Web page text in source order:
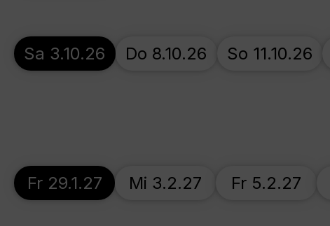
Sa 3.10.26 Do 8.10.26 So 11.10.26
Fr 29.1.27 Mi 3.2.27 Fr 5.2.27